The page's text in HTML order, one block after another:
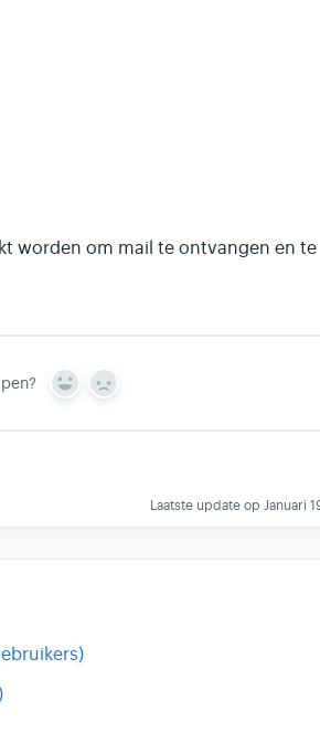
worden om mail te ontvangen en te
Y
s
N
Laatste update op Januari